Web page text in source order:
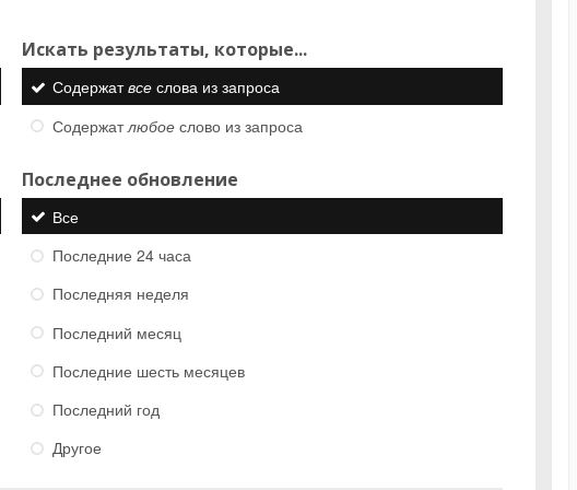
Искать результаты, которые...
Содержатвсеслова из запроса
Содержатлюбоеслово из запроса
Последнее обновление
Все
Последние 24 часа
Последняя неделя
Последний месяц
Последние шесть месяцев
Последний год
Другое